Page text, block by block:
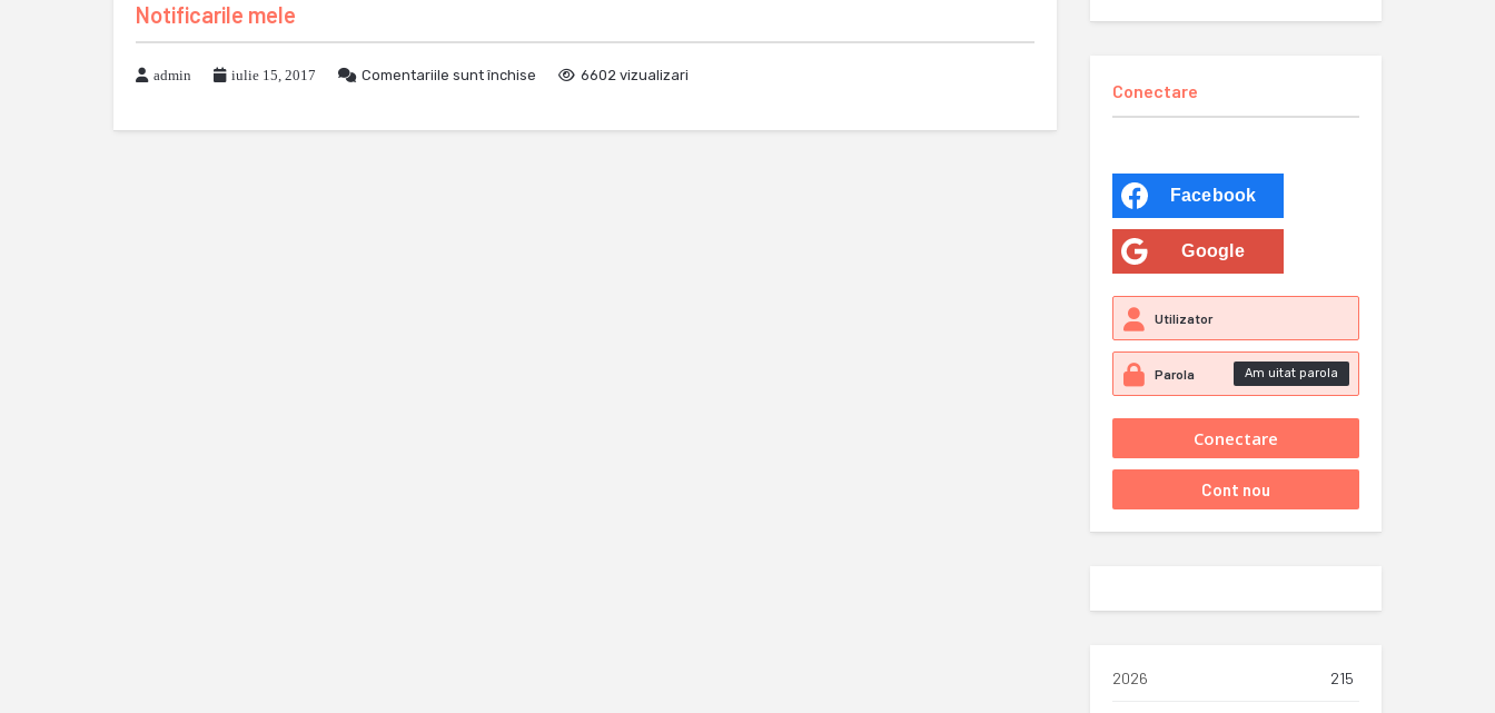
Notificarile mele
admin iulie 15, 2017 Comentariile sunt închise 6602 vizualizari
Conectare
Facebook
Google
Am uitat parola
2026 215